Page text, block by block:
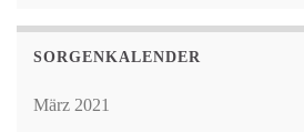
SORGENKALENDER
März 2021